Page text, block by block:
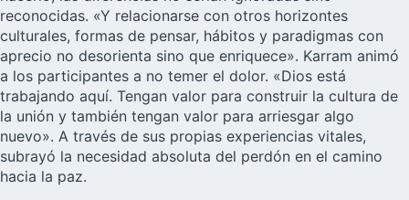
reconocidas. «Y relacionarse con otros horizontes
culturales, formas de pensar, hábitos y paradigmas con
aprecio no desorienta sino que enriquece». Karram animó
a los participantes a no temer el dolor. «Dios está
trabajando aquí. Tengan valor para construir la cultura de
la unión y también tengan valor para arriesgar algo
nuevo». A través de sus propias experiencias vitales,
subrayó la necesidad absoluta del perdón en el camino
hacia la paz.